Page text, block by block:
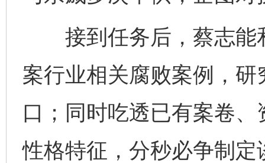
接到任务后，蔡志能
案行业相关腐败案例，
口；同时吃透已有案卷
性格特征，分秒必争制